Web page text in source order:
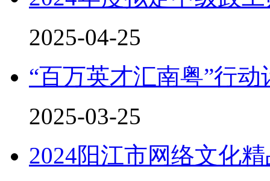
2025-04-25
“百万英才汇南粤”行
2025-03-25
2024阳江市网络文化